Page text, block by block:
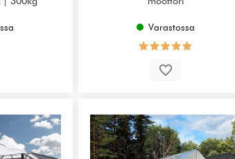
Varastossa